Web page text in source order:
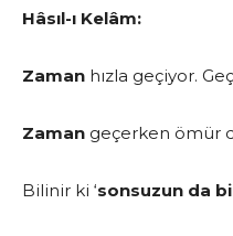
Hâsıl-ı Kelâm:
Zaman hızla geçiyor.
Zaman geçerken ömür
Bilinir ki ‘sonsuzun da